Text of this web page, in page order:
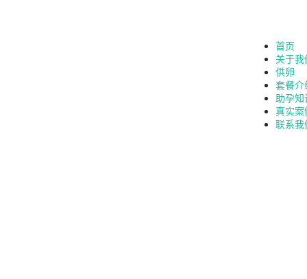
首页
关于我
供卵
套餐介
助孕知
真实案
联系我